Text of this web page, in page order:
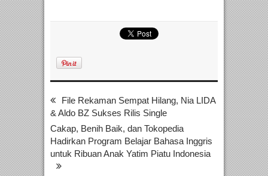
File Rekaman Sempat Hilang, Nia LIDA
& Aldo BZ Sukses Rilis Single
Cakap, Benih Baik, dan Tokopedia
Hadirkan Program Belajar Bahasa Inggris
untuk Ribuan Anak Yatim Piatu Indonesia